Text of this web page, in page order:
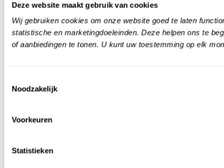
Deze website maakt gebruik van cookies
Wij gebruiken cookies om onze website goed te laten
statistische en marketingdoeleinden. Deze helpen ons te
of aanbiedingen te tonen. U kunt uw toestemming op elk
Noodzakelijk
Voorkeuren
Statistieken